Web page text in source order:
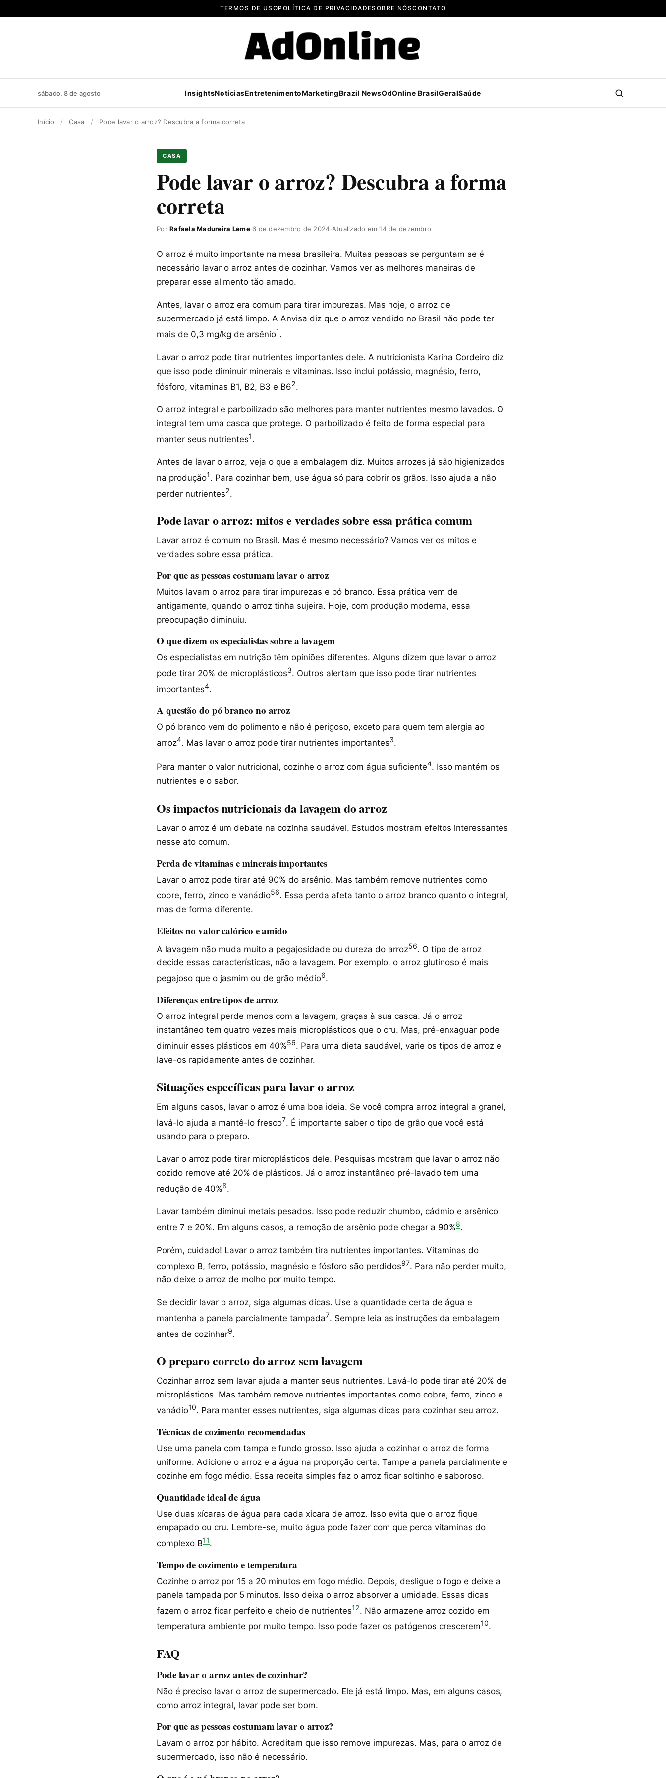
para
TERMOS DE USOPOLÍTICA DE PRIVACIDADESOBRE NÓSCONTATO
sábado, 8 de agosto InsightsNotíciasEntretenimentoMarketingBrazil NewsOdOnline BrasilGeralSaúde
Início / Casa / Pode lavar o arroz? Descubra a forma correta
CASA
Pode lavar o arroz? Descubra a forma
correta
PorRafaela Madureira Leme·6 de dezembro de 2024·Atualizado em 14 de dezembro
O arroz é muito importante na mesa brasileira. Muitas pessoas se perguntam se é
necessário lavar o arroz antes de cozinhar. Vamos ver as melhores maneiras de
preparar esse alimento tão amado.
Antes, lavar o arroz era comum para tirar impurezas. Mas hoje, o arroz de
supermercado já está limpo. A Anvisa diz que o arroz vendido no Brasil não pode ter
mais de 0,3 mg/kg de arsênio1.
Lavar o arroz pode tirar nutrientes importantes dele. A nutricionista Karina Cordeiro diz
que isso pode diminuir minerais e vitaminas. Isso inclui potássio, magnésio, ferro,
fósforo, vitaminas B1, B2, B3 e B62.
O arroz integral e parboilizado são melhores para manter nutrientes mesmo lavados. O
integral tem uma casca que protege. O parboilizado é feito de forma especial para
manter seus nutrientes1.
Antes de lavar o arroz, veja o que a embalagem diz. Muitos arrozes já são higienizados
na produção1. Para cozinhar bem, use água só para cobrir os grãos. Isso ajuda a não
perder nutrientes2.
Pode lavar o arroz: mitos e verdades sobre essa prática comum
Lavar arroz é comum no Brasil. Mas é mesmo necessário? Vamos ver os mitos e
verdades sobre essa prática.
Por que as pessoas costumam lavar o arroz
Muitos lavam o arroz para tirar impurezas e pó branco. Essa prática vem de
antigamente, quando o arroz tinha sujeira. Hoje, com produção moderna, essa
preocupação diminuiu.
O que dizem os especialistas sobre a lavagem
Os especialistas em nutrição têm opiniões diferentes. Alguns dizem que lavar o arroz
pode tirar 20% de microplásticos3. Outros alertam que isso pode tirar nutrientes
importantes4.
A questão do pó branco no arroz
O pó branco vem do polimento e não é perigoso, exceto para quem tem alergia ao
arroz4. Mas lavar o arroz pode tirar nutrientes importantes3.
Para manter o valor nutricional, cozinhe o arroz com água suficiente4. Isso mantém os
nutrientes e o sabor.
Os impactos nutricionais da lavagem do arroz
Lavar o arroz é um debate na cozinha saudável. Estudos mostram efeitos interessantes
nesse ato comum.
Perda de vitaminas e minerais importantes
Lavar o arroz pode tirar até 90% do arsênio. Mas também remove nutrientes como
cobre, ferro, zinco e vanádio56. Essa perda afeta tanto o arroz branco quanto o integral,
mas de forma diferente.
Efeitos no valor calórico e amido
A lavagem não muda muito a pegajosidade ou dureza do arroz56. O tipo de arroz
decide essas características, não a lavagem. Por exemplo, o arroz glutinoso é mais
pegajoso que o jasmim ou de grão médio6.
Diferenças entre tipos de arroz
O arroz integral perde menos com a lavagem, graças à sua casca. Já o arroz
instantâneo tem quatro vezes mais microplásticos que o cru. Mas, pré-enxaguar pode
diminuir esses plásticos em 40%56. Para uma dieta saudável, varie os tipos de arroz e
lave-os rapidamente antes de cozinhar.
Situações específicas para lavar o arroz
Em alguns casos, lavar o arroz é uma boa ideia. Se você compra arroz integral a granel,
lavá-lo ajuda a mantê-lo fresco7. É importante saber o tipo de grão que você está
usando para o preparo.
Lavar o arroz pode tirar microplásticos dele. Pesquisas mostram que lavar o arroz não
cozido remove até 20% de plásticos. Já o arroz instantâneo pré-lavado tem uma
redução de 40%8.
Lavar também diminui metais pesados. Isso pode reduzir chumbo, cádmio e arsênico
entre 7 e 20%. Em alguns casos, a remoção de arsênio pode chegar a 90%8.
Porém, cuidado! Lavar o arroz também tira nutrientes importantes. Vitaminas do
complexo B, ferro, potássio, magnésio e fósforo são perdidos97. Para não perder muito,
não deixe o arroz de molho por muito tempo.
Se decidir lavar o arroz, siga algumas dicas. Use a quantidade certa de água e
mantenha a panela parcialmente tampada7. Sempre leia as instruções da embalagem
antes de cozinhar9.
O preparo correto do arroz sem lavagem
Cozinhar arroz sem lavar ajuda a manter seus nutrientes. Lavá-lo pode tirar até 20% de
microplásticos. Mas também remove nutrientes importantes como cobre, ferro, zinco e
vanádio10. Para manter esses nutrientes, siga algumas dicas para cozinhar seu arroz.
Técnicas de cozimento recomendadas
Use uma panela com tampa e fundo grosso. Isso ajuda a cozinhar o arroz de forma
uniforme. Adicione o arroz e a água na proporção certa. Tampe a panela parcialmente e
cozinhe em fogo médio. Essa receita simples faz o arroz ficar soltinho e saboroso.
Quantidade ideal de água
Use duas xícaras de água para cada xícara de arroz. Isso evita que o arroz fique
empapado ou cru. Lembre-se, muito água pode fazer com que perca vitaminas do
complexo B11.
Tempo de cozimento e temperatura
Cozinhe o arroz por 15 a 20 minutos em fogo médio. Depois, desligue o fogo e deixe a
panela tampada por 5 minutos. Isso deixa o arroz absorver a umidade. Essas dicas
fazem o arroz ficar perfeito e cheio de nutrientes12. Não armazene arroz cozido em
temperatura ambiente por muito tempo. Isso pode fazer os patógenos crescerem10.
FAQ
Pode lavar o arroz antes de cozinhar?
Não é preciso lavar o arroz de supermercado. Ele já está limpo. Mas, em alguns casos,
como arroz integral, lavar pode ser bom.
Por que as pessoas costumam lavar o arroz?
Lavam o arroz por hábito. Acreditam que isso remove impurezas. Mas, para o arroz de
supermercado, isso não é necessário.